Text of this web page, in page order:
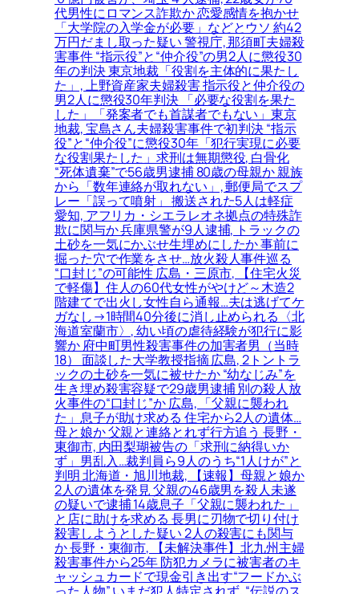
代男性にロマンス詐欺か 恋愛感情を抱かせ
「大学院の入学金が必要」などとウソ 約42
万円だまし取った疑い 警視庁, 那須町夫婦殺
害事件 “指示役”と“仲介役”の男2人に懲役30
年の判決 東京地裁「役割を主体的に果たし
た」, 上野資産家夫婦殺害 指示役と仲介役の
男2人に懲役30年判決 「必要な役割を果た
した」「発案者でも首謀者でもない」東京
地裁, 宝島さん夫婦殺害事件で初判決 “指示
役”と“仲介役”に懲役30年「犯行実現に必要
な役割果たした」求刑は無期懲役, 白骨化
“死体遺棄”で56歳男逮捕 80歳の母親か 親族
から「数年連絡が取れない」, 郵便局でスプ
レー「誤って噴射」 搬送された5人は軽症
愛知, アフリカ・シエラレオネ拠点の特殊詐
欺に関与か 兵庫県警が9人逮捕, トラックの
土砂を一気にかぶせ生埋めにしたか 事前に
掘った穴で作業をさせ…放火殺人事件巡る
“口封じ”の可能性 広島・三原市, 【住宅火災
で軽傷】住人の60代女性がやけど～木造2
階建てで出火し女性自ら通報…夫は逃げてケ
ガなし→1時間40分後に消し止められる〈北
海道室蘭市〉, 幼い頃の虐待経験が犯行に影
響か 府中町男性殺害事件の加害者男（当時
18） 面談した大学教授指摘 広島, 2トントラ
ックの土砂を一気に被せたか “幼なじみ”を
生き埋め殺害容疑で29歳男逮捕 別の殺人放
火事件の“口封じ”か 広島, 「父親に襲われ
た」息子が助け求める 住宅から2人の遺体…
母と娘か 父親と連絡とれず行方追う 長野・
東御市, 内田梨瑚被告の「求刑に納得いか
ず」男乱入…裁判員ら9人のうち“1人けが”と
判明 北海道・旭川地裁, 【速報】母親と娘か
2人の遺体を発見 父親の46歳男を殺人未遂
の疑いで逮捕 14歳息子「父親に襲われた」
と店に助けを求める 長男に刃物で切り付け
殺害しようとした疑い 2人の殺害にも関与
か 長野・東御市, 【未解決事件】北九州主婦
殺害事件から25年 防犯カメラに被害者のキ
ャッシュカードで現金引き出す“フードかぶ